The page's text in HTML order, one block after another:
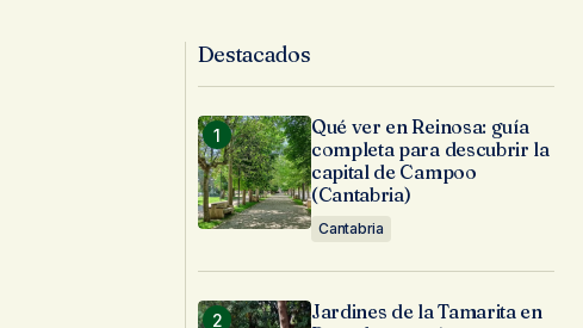
Destacados
Qué ver en Reinosa: guía
completa para descubrir la
capital de Campoo
(Cantabria)
Cantabria
Jardines de la Tamarita en